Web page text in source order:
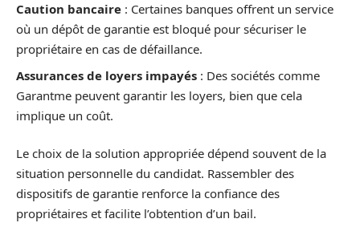
Caution bancaire : Certaines banques offrent un service
où un dépôt de garantie est bloqué pour sécuriser le
propriétaire en cas de défaillance.
Assurances de loyers impayés : Des sociétés comme
Garantme peuvent garantir les loyers, bien que cela
implique un coût.
Le choix de la solution appropriée dépend souvent de la
situation personnelle du candidat. Rassembler des
dispositifs de garantie renforce la confiance des
propriétaires et facilite l’obtention d’un bail.